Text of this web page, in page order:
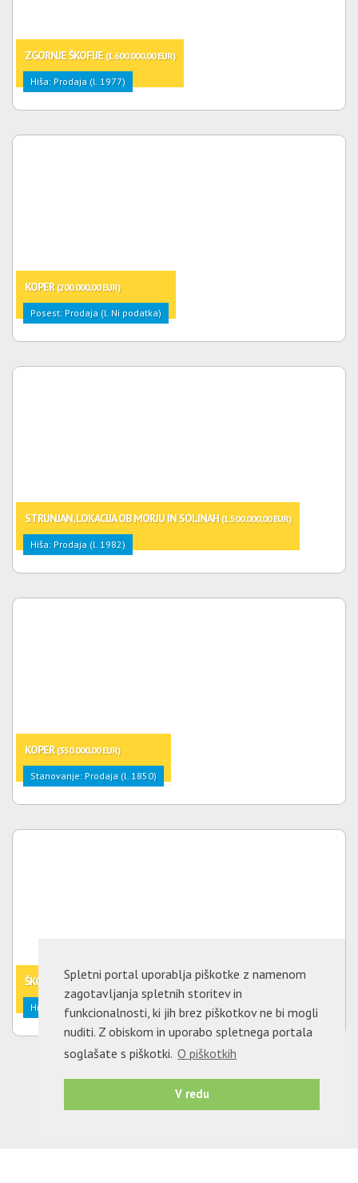
Spletni portal uporablja piškotke z namenom
zagotavljanja spletnih storitev in
funkcionalnosti, ki jih brez piškotkov ne bi mogli
nuditi. Z obiskom in uporabo spletnega portala
soglašate s piškotki. O piškotkih
V redu
ZGORNJE ŠKOFIJE (1.600.000,00 EUR)
Hiša: Prodaja (l. 1977)
KOPER (200.000,00 EUR)
Posest: Prodaja (l. Ni podatka)
STRUNJAN, LOKACIJA OB MORJU IN SOLINAH (1.500.000,00 EUR)
Hiša: Prodaja (l. 1982)
KOPER (350.000,00 EUR)
Stanovanje: Prodaja (l. 1850)
ŠKOCJAN(790.000,00 EUR)
Hiša: Prodaja (l. 1970)